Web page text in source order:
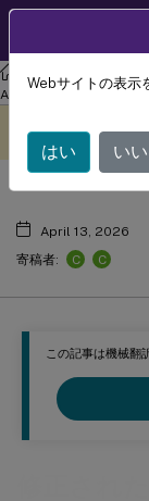
リナックス バー
Agent 2303
この記事は機械翻
翻訳されています。
修正され
April 13, 2026
寄稿者:
C C
Webサイトの表示
はい いい